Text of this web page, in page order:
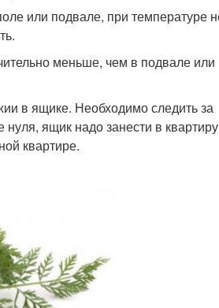
или подвале, при температуре
меньше, чем в подвале или
в ящике. Необходимо следить за
нуля, ящик надо занести в
квартире.